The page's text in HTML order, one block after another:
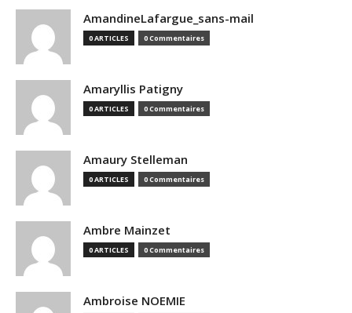
AmandineLafargue_sans-mail
0 ARTICLES 0 Commentaires
Amaryllis Patigny
0 ARTICLES 0 Commentaires
Amaury Stelleman
0 ARTICLES 0 Commentaires
Ambre Mainzet
0 ARTICLES 0 Commentaires
Ambroise NOEMIE